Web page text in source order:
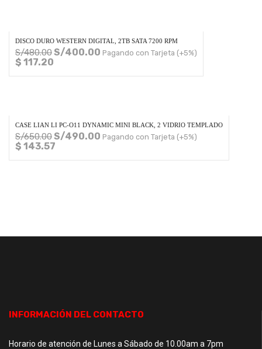
DISCO DURO WESTERN DIGITAL, 2TB SATA 7200 RPM
S/480.00S/400.00 Pagando con Tarjeta (+5%)
$ 117.20
CASE LIAN LI PC-O11 DYNAMIC MINI BLACK, 2 VIDRIO TEMPLADO
S/650.00S/490.00 Pagando con Tarjeta (+5%)
$ 143.57
INFORMACIÓN DEL CONTACTO
Horario de atención de Lunes a Sábado de 10.00am a 7pm